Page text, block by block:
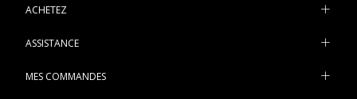
ACHETEZ
ASSISTANCE
MES COMMANDES